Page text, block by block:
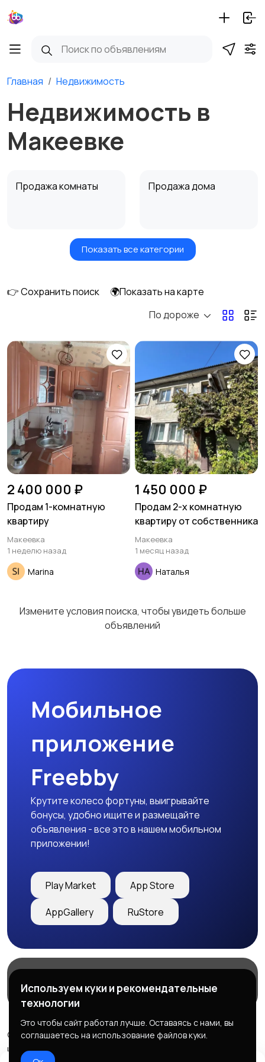
Главная Недвижимость
Недвижимость в
Макеевке
Продажа комнаты Продажа дома
Земельные участки
Аренда квартиры
Аренда дома
Аренда квартиры
посуточно
Аренда комнаты
посуточно
Аренда дома
посуточно
Коммерческая
недвижимость
Прочие строения Продажа квартиры2
машиноместа
Показать все категории
👉 Сохранить поиск
🌍Показать на карте
По дороже
2 400 000 ₽
Продам 1-комнатную
квартиру
Макеевка
1 неделю назад
Marina
1 450 000 ₽
Продам 2-х комнатную
квартиру от собственника
Макеевка
1 месяц назад
Наталья
Измените условия поиска, чтобы увидеть больше
объявлений
Мобильное
приложение
Freebby
Крутите колесо фортуны, выигрывайте
бонусы, удобно ищите и размещайте
объявления - все это в нашем мобильном
приложении!
Play Market App Store
AppGallery RuStore
Служба поддержки
© 2026 Freebby - Сервис бесплатных объявлений ДНР
и ЛНР
Используем куки и рекомендательные
технологии
Это чтобы сайт работал лучше. Оставаясь с нами, вы
соглашаетесь на использование файлов куки.